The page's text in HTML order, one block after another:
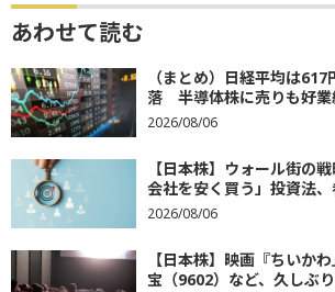
あわせて読む
（まとめ）日経平均は
落 半導体株に売りも好業
2026/08/06
【日本株】ウォール街の
会社を安く買う」投資法
2026/08/06
【日本株】映画『ちいか
宝（9602）など、久しぶ